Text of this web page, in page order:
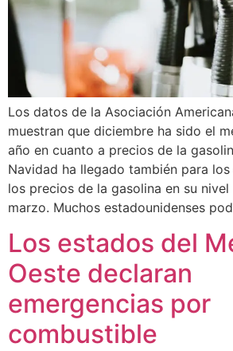
Los datos de la Asociación
muestran que diciembre ha sido el
año en cuanto a precios de la
Navidad ha llegado también para
los precios de la gasolina en su
marzo. Muchos estadounidenses
Los estados del
Oeste declaran
emergencias por
combustible